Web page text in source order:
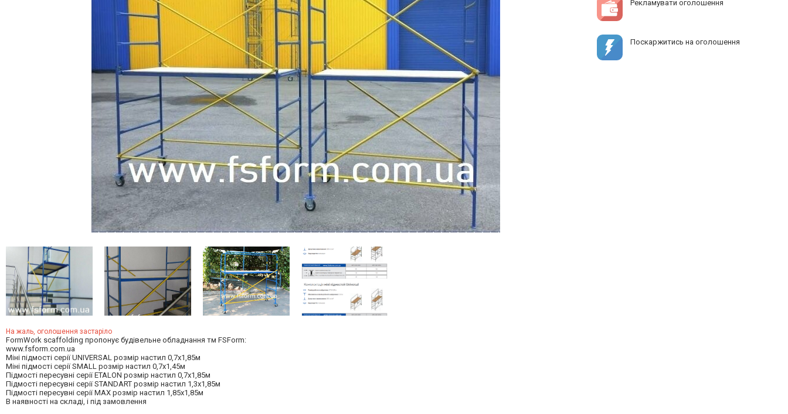
На жаль, оголошення застаріло
FormWork scaffolding пропонує будівельне обладнання тм FSForm:
www.fsform.com.ua
Міні підмості серії UNIVERSAL розмір настил 0,7х1,85м
Міні підмості серії SMALL розмір настил 0,7х1,45м
Підмості пересувні серії ETALON розмір настил 0,7х1,85м
Підмості пересувні серії STANDART розмір настил 1,3х1,85м
Підмості пересувні серії MAX розмір настил 1,85х1,85м
В наявності на складі, і під замовлення
Рекламувати оголошення
Поскаржитись на оголошення